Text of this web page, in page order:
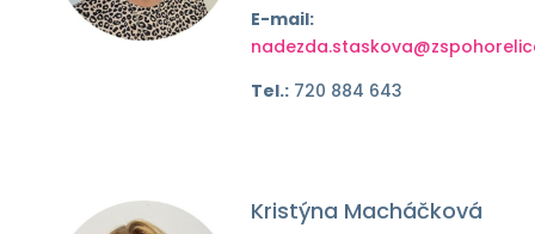
E-mail:
Tel.:720 884 643
Kristýna Macháčková